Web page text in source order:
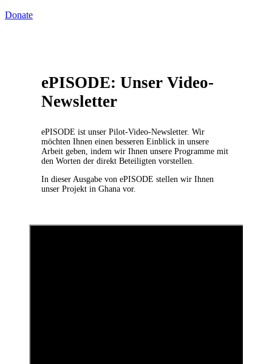
Donate
ePISODE: Unser Video-
Newsletter
ePISODE ist unser Pilot-Video-Newsletter. Wir
möchten Ihnen einen besseren Einblick in unsere
Arbeit geben, indem wir Ihnen unsere Programme mit
den Worten der direkt Beteiligten vorstellen.
In dieser Ausgabe von ePISODE stellen wir Ihnen
unser Projekt in Ghana vor.